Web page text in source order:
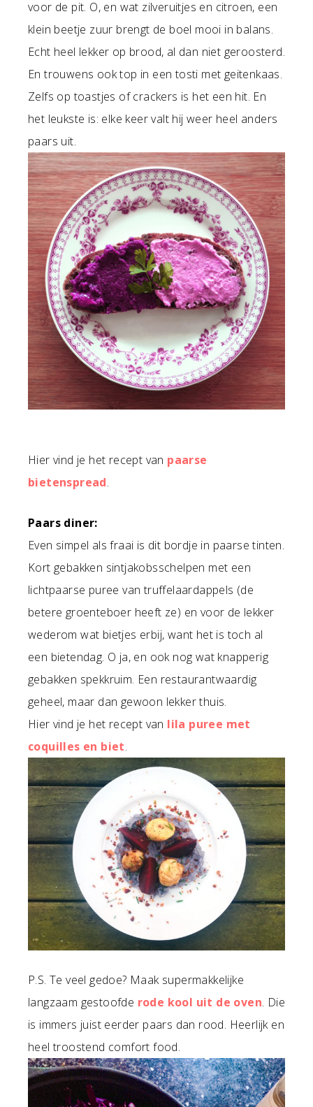
voor de pit. O, en wat zilveruitjes en citroen, een
klein beetje zuur brengt de boel mooi in balans.
Echt heel lekker op brood, al dan niet geroosterd.
En trouwens ook top in een tosti met geitenkaas.
Zelfs op toastjes of crackers is het een hit. En
het leukste is: elke keer valt hij weer heel anders
paars uit.
Hier vind je het recept van paarse
bietenspread.
Paars diner:
Even simpel als fraai is dit bordje in paarse tinten.
Kort gebakken sintjakobsschelpen met een
lichtpaarse puree van truffelaardappels (de
betere groenteboer heeft ze) en voor de lekker
wederom wat bietjes erbij, want het is toch al
een bietendag. O ja, en ook nog wat knapperig
gebakken spekkruim. Een restaurantwaardig
geheel, maar dan gewoon lekker thuis.
Hier vind je het recept van lila puree met
coquilles en biet.
P.S. Te veel gedoe? Maak supermakkelijke
langzaam gestoofde rode kool uit de oven. Die
is immers juist eerder paars dan rood. Heerlijk en
heel troostend comfort food.